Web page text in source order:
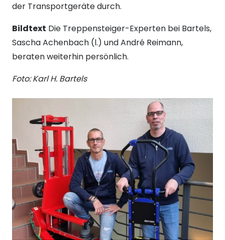
der Transportgeräte durch.
Bildtext Die Treppensteiger-Experten bei Bartels,
Sascha Achenbach (l.) und André Reimann,
beraten weiterhin persönlich.
Foto: Karl H. Bartels